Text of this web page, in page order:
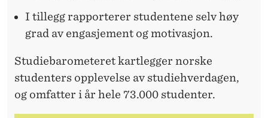
I tillegg rapporterer studentene selv høy
grad av engasjement og motivasjon.
Studiebarometeret kartlegger norske
studenters opplevelse av studiehverdagen,
og omfatter i år hele 73.000 studenter.